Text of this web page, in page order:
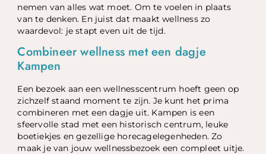
nemen van alles wat moet. Om te voelen in plaats
van te denken. En juist dat maakt wellness zo
waardevol: je stapt even uit de tijd.
Combineer wellness met een dagje
Kampen
Een bezoek aan een wellnesscentrum hoeft geen op
zichzelf staand moment te zijn. Je kunt het prima
combineren met een dagje uit. Kampen is een
sfeervolle stad met een historisch centrum, leuke
boetiekjes en gezellige horecagelegenheden. Zo
maak je van jouw wellnessbezoek een compleet uitje.